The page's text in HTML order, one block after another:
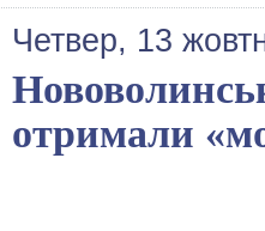
Четвер, 13
отримали